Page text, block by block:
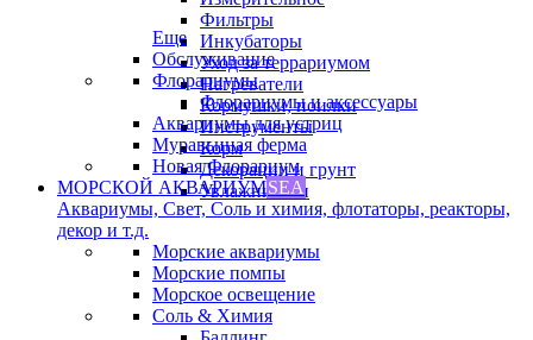
Фильтры
Инкубаторы
Уход за террариумом
Нагреватели
Кормушки, поилки
Инструменты
Корм
Декорации и грунт
Увлажнители
Еще
Обслуживание
Флорариумы
Флорариумы и аксессуары
Аквариумы для устриц
Муравьиная ферма
Новая Флорариум
МОРСКОЙ АКВАРИУМSEA
Аквариумы, Свет, Соль и химия, флотаторы, реакторы,
декор и т.д.
Морские аквариумы
Морские помпы
Морское освещение
Соль & Химия